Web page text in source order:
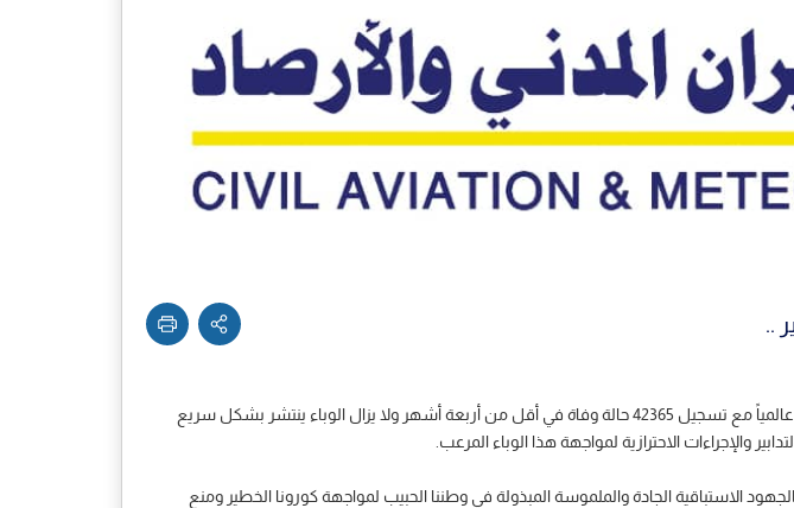
..
أرقام ضحايا كورونا المستجد كبيرة وغير مسبوقة إذ تتخطى إصابات الوباء القاتل حاجز 861 الف مصاب عالمياً مع تسجيل 42365 حالة وفاة في أقل من أربعة أشهر ولا يزال الوباء ينتشر بشكل سريع
والإجراءات الاحترازية لمواجهة هذا الوباء المرعب.
الاستباقية الجادة والملموسة المبذولة في وطننا الحبيب لمواجهة كورونا الخطير ومنع